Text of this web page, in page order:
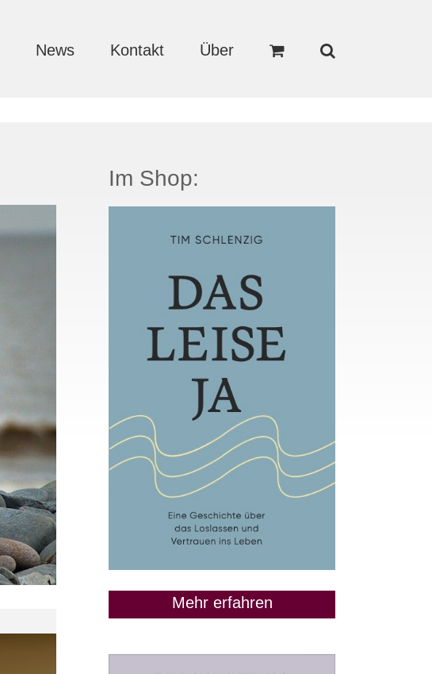
News Kontakt Über
Im Shop:
Mehr erfahren